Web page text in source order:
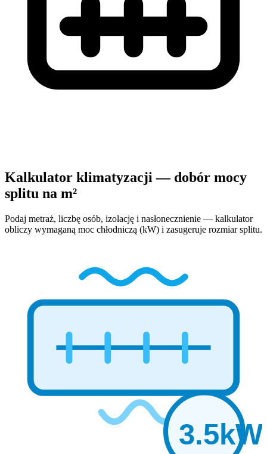
Kalkulator klimatyzacji — dobór mocy
splitu na m²
Podaj metraż, liczbę osób, izolację i nasłonecznienie — kalkulator
obliczy wymaganą moc chłodniczą (kW) i zasugeruje rozmiar splitu.
3.5kW